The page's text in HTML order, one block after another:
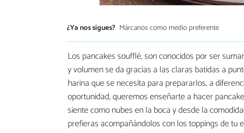
¿Ya nos sigues? Márcanos como medio preferente
Los pancakes soufflé, son conocidos por ser
y volumen se da gracias a las claras batidas a
harina que se necesita para prepararlos, a
oportunidad, queremos enseñarte a hacer
siente como nubes en la boca y desde la
prefieras acompañándolos con los toppings de tu